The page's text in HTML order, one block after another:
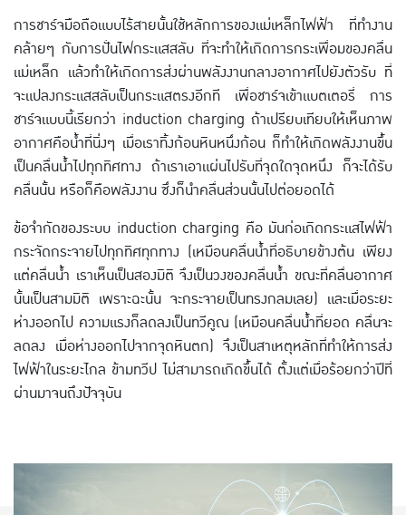
การชาร์จมือถือแบบไร้สายนั้นใช้หลักการของแม่เหล็กไฟฟ้า ที่ทำงาน
คล้ายๆ กับการปั่นไฟกระแสสลับ ที่จะทำให้เกิดการกระเพื่อมของคลื่น
แม่เหล็ก แล้วทำให้เกิดการส่งผ่านพลังงานกลางอากาศไปยังตัวรับ ที่
จะแปลงกระแสสลับเป็นกระแสตรงอีกที เพื่อชาร์จเข้าแบตเตอรี่ การ
ชาร์จแบบนี้เรียกว่า induction charging ถ้าเปรียบเทียบให้เห็นภาพ
อากาศคือน้ำที่นิ่งๆ เมื่อเราทิ้งก้อนหินหนึ่งก้อน ก็ทำให้เกิดพลังงานขึ้น
เป็นคลื่นน้ำไปทุกทิศทาง ถ้าเราเอาแผ่นไปรับที่จุดใดจุดหนึ่ง ก็จะได้รับ
คลื่นนั้น หรือก็คือพลังงาน ซึ่งก็นำคลื่นส่วนนั้นไปต่อยอดได้
ข้อจำกัดของระบบ induction charging คือ มันก่อเกิดกระแสไฟฟ้า
กระจัดกระจายไปทุกทิศทุกทาง (เหมือนคลื่นน้ำที่อธิบายข้างต้น เพียง
แต่คลื่นน้ำ เราเห็นเป็นสองมิติ จึงเป็นวงของคลื่นน้ำ ขณะที่คลื่นอากาศ
นั้นเป็นสามมิติ เพราะฉะนั้น จะกระจายเป็นทรงกลมเลย) และเมื่อระยะ
ห่างออกไป ความแรงก็ลดลงเป็นทวีคูณ (เหมือนคลื่นน้ำที่ยอด คลื่นจะ
ลดลง เมื่อห่างออกไปจากจุดหินตก) จึงเป็นสาเหตุหลักที่ทำให้การส่ง
ไฟฟ้าในระยะไกล ข้ามทวีป ไม่สามารถเกิดขึ้นได้ ตั้งแต่เมื่อร้อยกว่าปีที่
ผ่านมาจนถึงปัจจุบัน